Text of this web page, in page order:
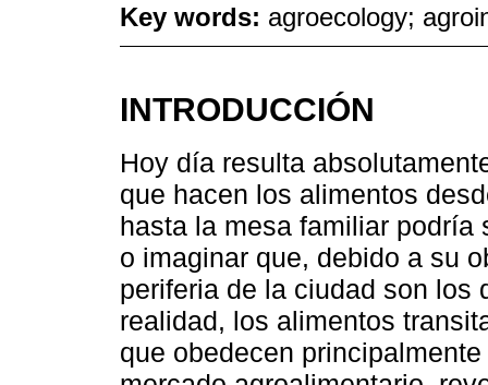
Key words: agroecology;
INTRODUCCIÓN
Hoy día resulta
que hacen los alimentos
hasta la mesa familiar podría
o imaginar que, debido a su
periferia de la ciudad son los
realidad, los alimentos
que obedecen